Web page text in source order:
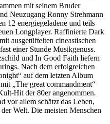
mit seinem Bruder
Neuzugang Ronny Strehmann
12 energiegeladene und teils
Longplayer. Raffinierte Dark
ausgetüftelten cineastischen
einer Stunde Musikgenuss.
und In Good Faith liefern
Nach dem erfolgreichen
auf dem letzten Album
„The great commandment“
Hit der 80er angenommen.
vor allem schätzt das Leben,
Welt. Die meisten Menschen